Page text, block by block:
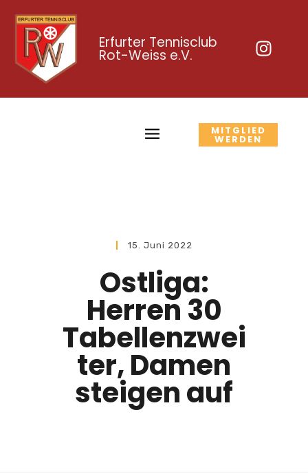
Erfurter Tennisclub
Rot-Weiss e.V.
MITGLIED
WERDEN
15. Juni 2022
Ostliga:
Herren 30
Tabellenzwei
ter, Damen
steigen auf